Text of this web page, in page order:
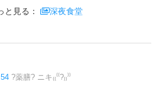
と見る：
深夜食堂
?薬膳? ニキ₍₍⁽⁽?₎₎⁾⁾